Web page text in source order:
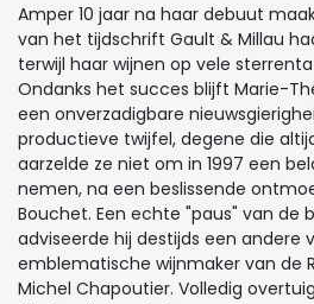
Amper 10 jaar na haar debuut
van het tijdschrift Gault & Millau
terwijl haar wijnen op vele
Ondanks het succes blijft Marie-
een onverzadigbare
productieve twijfel, degene die
aarzelde ze niet om in 1997 een
nemen, na een beslissende
Bouchet. Een echte "paus" van de
adviseerde hij destijds een andere
emblematische wijnmaker van de
Michel Chapoutier. Volledig